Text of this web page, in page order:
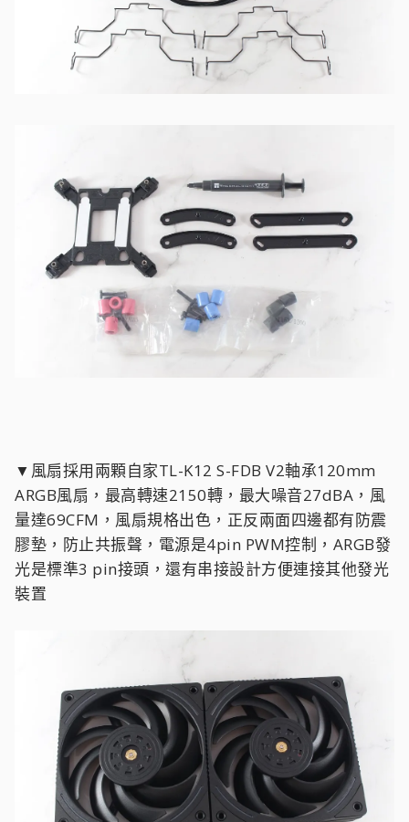
▼風扇採用兩顆自家TL-K12 S-FDB V2軸承120mm
ARGB風扇，最高轉速2150轉，最大噪音27dBA，風
量達69CFM，風扇規格出色，正反兩面四邊都有防震
膠墊，防止共振聲，電源是4pin PWM控制，ARGB發
光是標準3 pin接頭，還有串接設計方便連接其他發光
裝置